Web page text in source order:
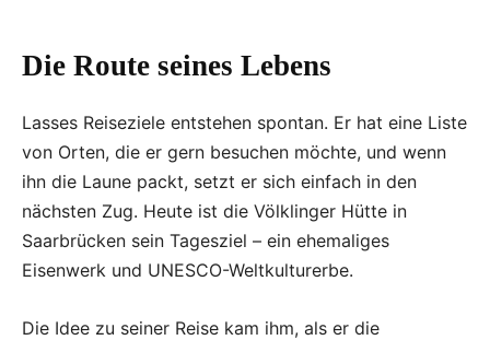
Die Route seines Lebens
Lasses Reiseziele entstehen spontan. Er hat eine Liste
von Orten, die er gern besuchen möchte, und wenn
ihn die Laune packt, setzt er sich einfach in den
nächsten Zug. Heute ist die Völklinger Hütte in
Saarbrücken sein Tagesziel – ein ehemaliges
Eisenwerk und UNESCO-Weltkulturerbe.
Die Idee zu seiner Reise kam ihm, als er die